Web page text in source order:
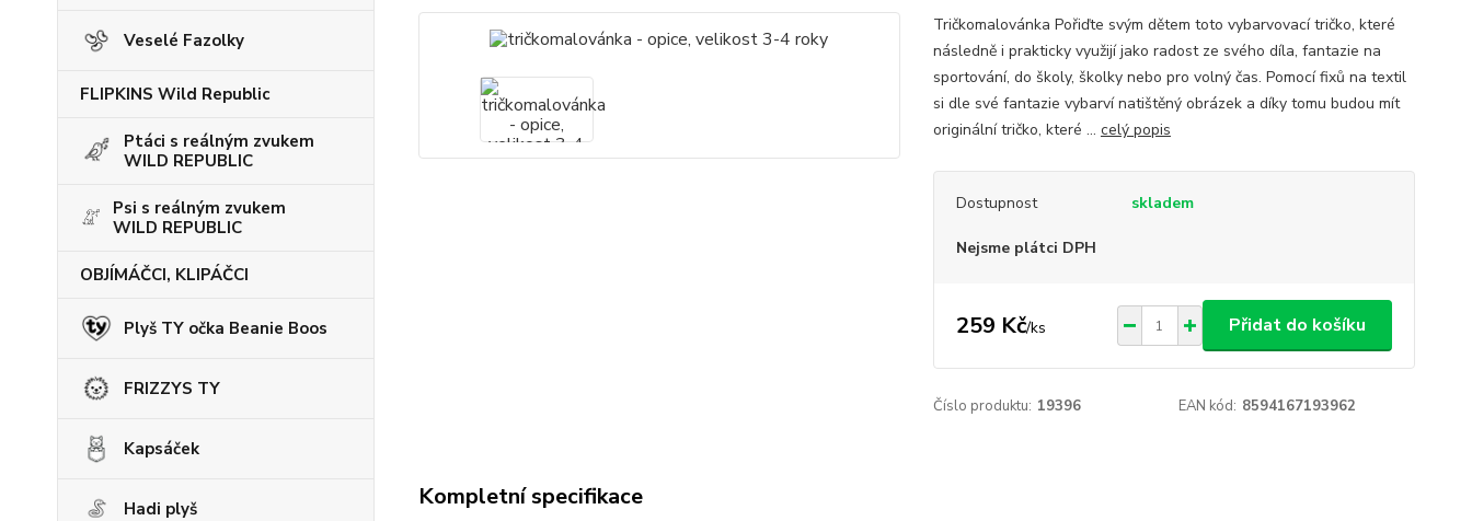
Veselé Fazolky
FLIPKINS Wild Republic
Ptáci s reálným zvukem
WILD REPUBLIC
Psi s reálným zvukem
WILD REPUBLIC
OBJÍMÁČCI, KLIPÁČCI
Plyš TY očka Beanie Boos
FRIZZYS TY
Kapsáček
Hadi plyš
Tričkomalovánka Pořiďte svým dětem toto vybarvovací tričko, které
následně i prakticky využijí jako radost ze svého díla, fantazie na
sportování, do školy, školky nebo pro volný čas. Pomocí fixů na textil
si dle své fantazie vybarví natištěný obrázek a díky tomu budou mít
originální tričko, které ... celý popis
Dostupnost skladem
Nejsme plátci DPH
259 Kč/ks Přidat do košíku
Číslo produktu: 19396 EAN kód: 8594167193962
Kompletní specifikace